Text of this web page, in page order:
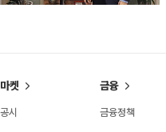
마켓
공시
금융
금융정책